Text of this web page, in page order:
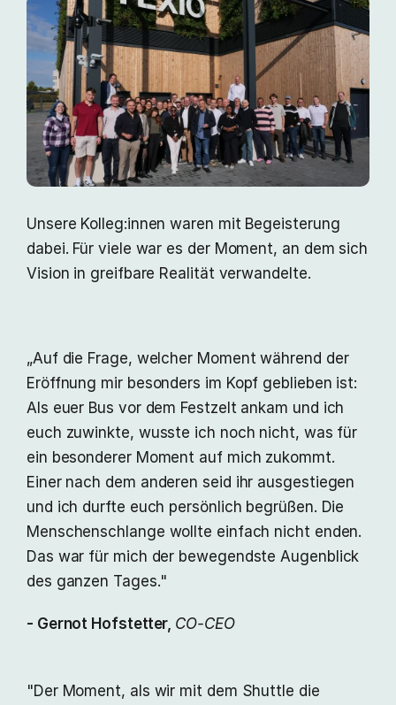
Unsere Kolleg:innen waren mit Begeisterung
dabei. Für viele war es der Moment, an dem sich
Vision in greifbare Realität verwandelte.
„Auf die Frage, welcher Moment während der
Eröffnung mir besonders im Kopf geblieben ist:
Als euer Bus vor dem Festzelt ankam und ich
euch zuwinkte, wusste ich noch nicht, was für
ein besonderer Moment auf mich zukommt.
Einer nach dem anderen seid ihr ausgestiegen
und ich durfte euch persönlich begrüßen. Die
Menschenschlange wollte einfach nicht enden.
Das war für mich der bewegendste Augenblick
des ganzen Tages."
- Gernot Hofstetter, CO-CEO
"Der Moment, als wir mit dem Shuttle die